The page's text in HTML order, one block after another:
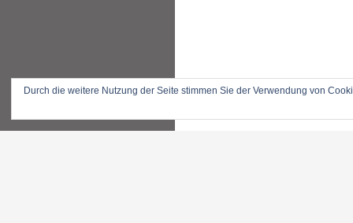
Durch die weitere Nutzung der Seite stimmen Sie der Verwendung von